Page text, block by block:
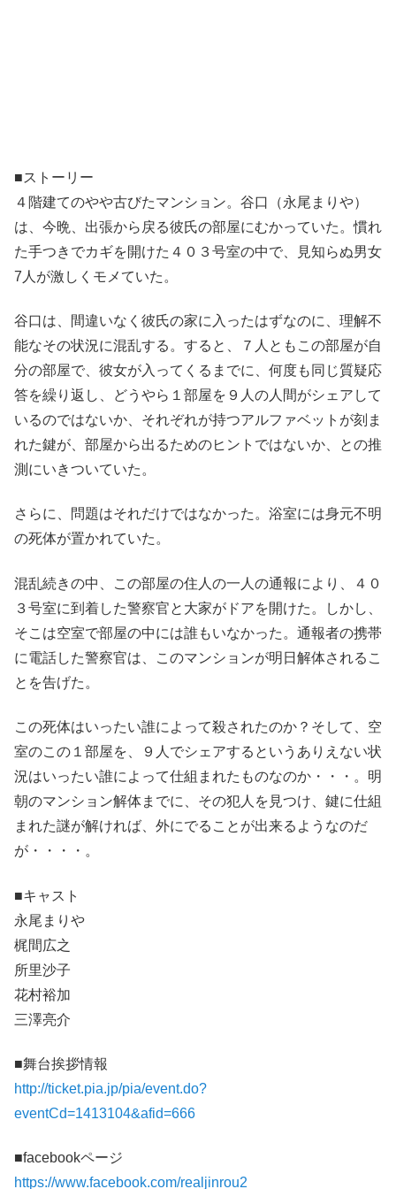
■ストーリー
４階建てのやや古びたマンション。谷口（永尾まりや）
は、今晩、出張から戻る彼氏の部屋にむかっていた。慣れ
た手つきでカギを開けた４０３号室の中で、見知らぬ男女
7人が激しくモメていた。
谷口は、間違いなく彼氏の家に入ったはずなのに、理解不
能なその状況に混乱する。すると、７人ともこの部屋が自
分の部屋で、彼女が入ってくるまでに、何度も同じ質疑応
答を繰り返し、どうやら１部屋を９人の人間がシェアして
いるのではないか、それぞれが持つアルファベットが刻ま
れた鍵が、部屋から出るためのヒントではないか、との推
測にいきついていた。
さらに、問題はそれだけではなかった。浴室には身元不明
の死体が置かれていた。
混乱続きの中、この部屋の住人の一人の通報により、４０
３号室に到着した警察官と大家がドアを開けた。しかし、
そこは空室で部屋の中には誰もいなかった。通報者の携帯
に電話した警察官は、このマンションが明日解体されるこ
とを告げた。
この死体はいったい誰によって殺されたのか？そして、空
室のこの１部屋を、９人でシェアするというありえない状
況はいったい誰によって仕組まれたものなのか・・・。明
朝のマンション解体までに、その犯人を見つけ、鍵に仕組
まれた謎が解ければ、外にでることが出来るようなのだ
が・・・・。
■キャスト
永尾まりや
梶間広之
所里沙子
花村裕加
三澤亮介
■舞台挨拶情報
http://ticket.pia.jp/pia/event.do?
eventCd=1413104&afid=666
■facebookページ
https://www.facebook.com/realjinrou2